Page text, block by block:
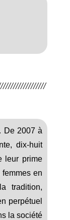
De 2007 à
dix-huit
leur prime
en
tradition,
perpétuel
la société